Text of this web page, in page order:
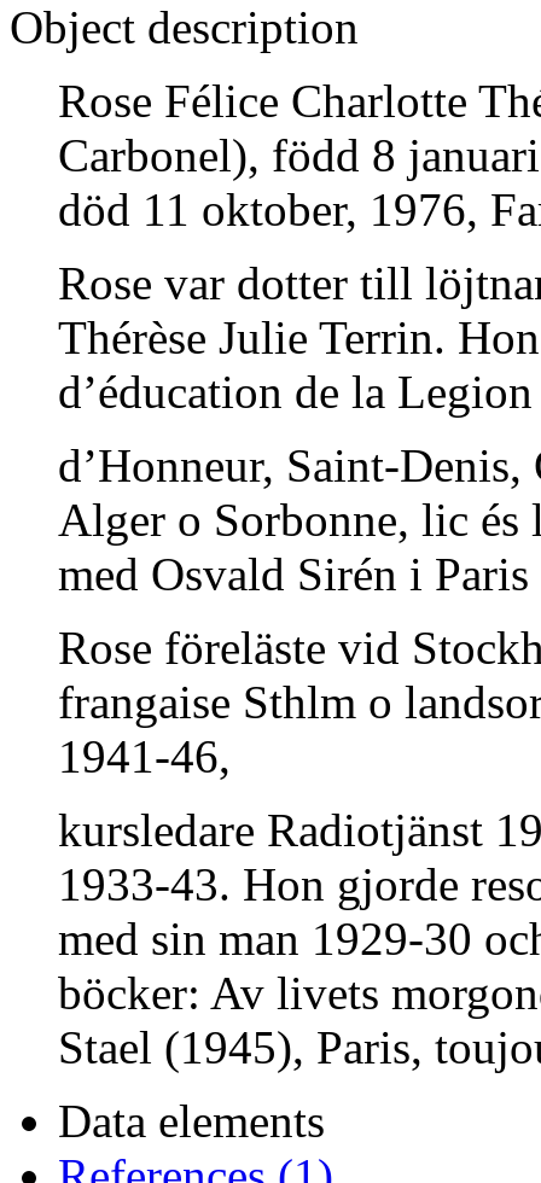
Object description
Rose Félice Charlotte
Carbonel), född 8
död 11 oktober, 1976,
Rose var dotter till
Thérèse Julie Terrin.
d’éducation de la Legion
d’Honneur, Saint-
Alger o Sorbonne, lic és
med Osvald Sirén i
Rose föreläste vid
frangaise Sthlm o
1941-46,
kursledare Radiotjänst
1933-43. Hon gjorde
med sin man 1929-30
böcker: Av livets
Stael (1945), Paris,
Data elements